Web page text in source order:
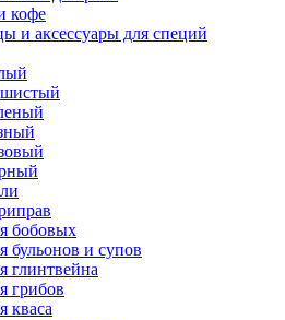
кофе
и аксессуары для специй
бобовых
бульонов и супов
глинтвейна
грибов
кваса